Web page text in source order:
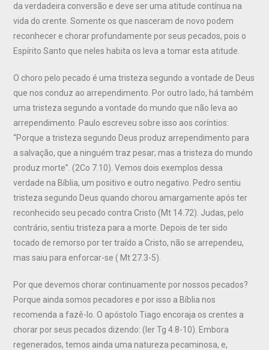
da verdadeira conversão e deve ser uma atitude contínua na
vida do crente. Somente os que nasceram de novo podem
reconhecer e chorar profundamente por seus pecados, pois o
Espírito Santo que neles habita os leva a tomar esta atitude.
O choro pelo pecado é uma tristeza segundo a vontade de Deus
que nos conduz ao arrependimento. Por outro lado, há também
uma tristeza segundo a vontade do mundo que não leva ao
arrependimento. Paulo escreveu sobre isso aos coríntios:
“Porque a tristeza segundo Deus produz arrependimento para
a salvação, que a ninguém traz pesar; mas a tristeza do mundo
produz morte”. (2Co 7.10). Vemos dois exemplos dessa
verdade na Bíblia, um positivo e outro negativo. Pedro sentiu
tristeza segundo Deus quando chorou amargamente após ter
reconhecido seu pecado contra Cristo (Mt 14.72). Judas, pelo
contrário, sentiu tristeza para a morte. Depois de ter sido
tocado de remorso por ter traído a Cristo, não se arrependeu,
mas saiu para enforcar-se ( Mt 27.3-5).
Por que devemos chorar continuamente por nossos pecados?
Porque ainda somos pecadores e por isso a Bíblia nos
recomenda a fazê-lo. O apóstolo Tiago encoraja os crentes a
chorar por seus pecados dizendo: (ler Tg 4.8-10). Embora
regenerados, temos ainda uma natureza pecaminosa, e,